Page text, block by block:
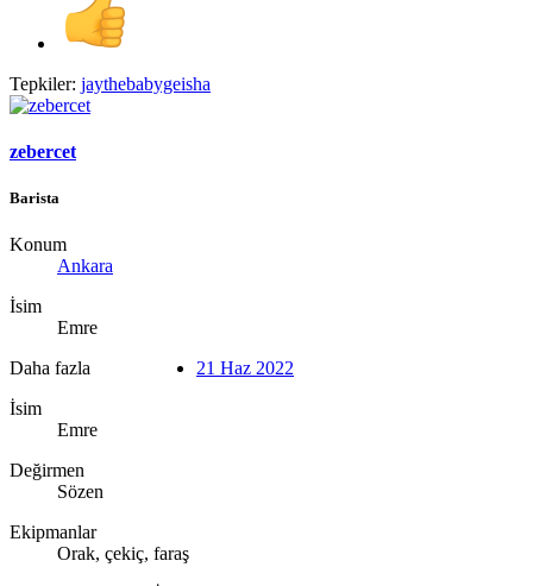
Tepkiler: jaythebabygeisha
zebercet
Barista
Konum
Ankara
İsim
Emre
Daha fazla
İsim
Emre
Değirmen
Sözen
Ekipmanlar
Orak, çekiç, faraş
21 Haz 2022